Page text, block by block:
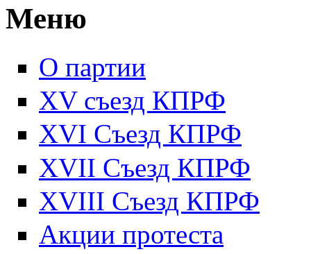
Меню
О партии
XV съезд КПРФ
XVI Съезд КПРФ
XVII Cъезд КПРФ
XVIII Cъезд КПРФ
Акции протеста